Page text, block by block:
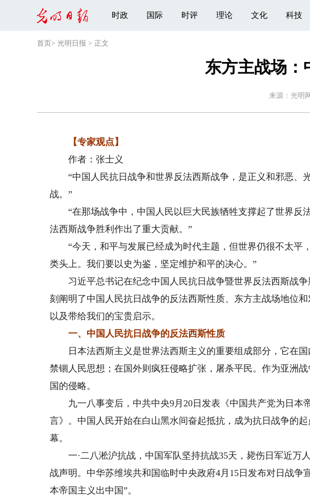
时政 国际 时评 理论 文化 科技
首页 > 光明日报 > 正文
东方主战场：
来源： 光明
【专家观点】
作者：张士义
“中国人民抗日战争和世界反法西斯战争，是正义和邪恶、
战。”
“在那场战争中，中国人民以巨大民族牺牲支撑起了世界反
法西斯战争胜利作出了重大贡献。”
“今天，和平与发展已经成为时代主题，但世界仍很不太平
类头上。我们要以史为鉴，坚定维护和平的决心。”
习近平总书记在纪念中国人民抗日战争暨世界反法西斯战争
刻阐明了中国人民抗日战争的反法西斯性质、东方主战场地位
以及带给我们的宝贵启示。
一、中国人民抗日战争的反法西斯性质
日本法西斯主义是世界法西斯主义的重要组成部分，它在国
禁锢人民思想；在国外则疯狂侵略扩张，屠杀平民。作为亚洲
国的侵略。
九一八事变后，中共中央9月20日发表《中国共产党为日本
言》。中国人民开始在白山黑水间奋起抵抗，成为抗日战争的
幕。
一·二八淞沪抗战，中国军队坚持抗战35天，毙伤日军近万
战声明。中华苏维埃共和国临时中央政府4月15日发布对日战争
本帝国主义出中国”。